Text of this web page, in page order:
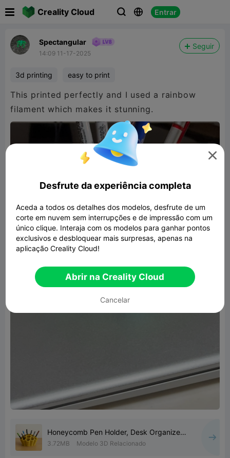
Creality Cloud   Entrar
Spectangular
14:09 11-17-2025
Seguir
3d printing easy to print
This printed perfectly and I used a rainbow
filament which makes it stunning.
Honeycomb Pen Holder, Desk Organizer;
Pen, Brush & Accessory
3.72MB Modelo 3D Relacionado

Desfrute da experiência completa
Aceda a todos os detalhes dos modelos, desfrute de um
corte em nuvem sem interrupções e de impressão com um
único clique. Interaja com os modelos para ganhar pontos
exclusivos e desbloquear mais surpresas, apenas na
aplicação Creality Cloud!
Abrir na Creality Cloud
Cancelar